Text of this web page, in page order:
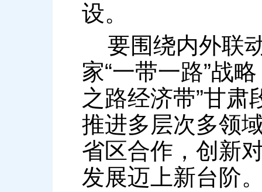
设。
要围绕内外联
家“一带一路”战
之路经济带”甘
推进多层次多领
省区合作，创新
发展迈上新台阶